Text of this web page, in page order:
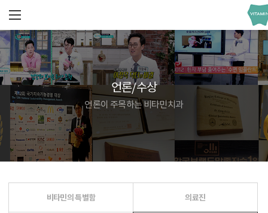
언론/수상
언론이 주목하는 비타민치과
비타민의 특별함 의료진